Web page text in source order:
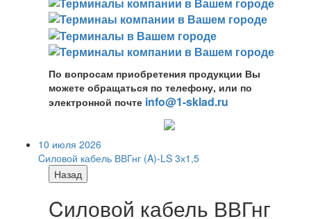
По вопросам приобретения продукции Вы
можете обращаться по телефону, или по
электронной почте info@1-sklad.ru
10 июля 2026
Cиловой кабель ВВГнг (A)-LS 3х1,5
Назад
Cиловой кабель ВВГнг